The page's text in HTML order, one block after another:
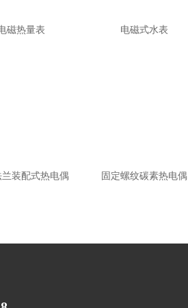
磁热量表 电磁式水表
装配式热电偶 固定螺纹碳素热电偶